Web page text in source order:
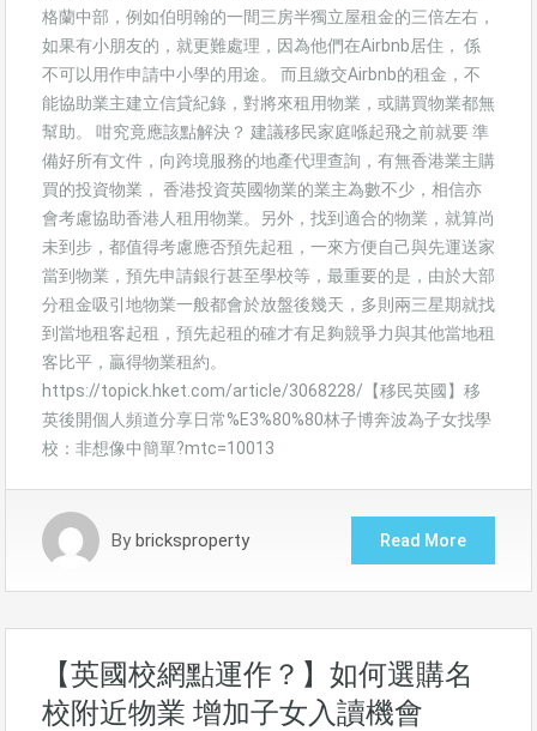
格蘭中部，例如伯明翰的一間三房半獨立屋租金的三倍左右，
如果有小朋友的，就更難處理，因為他們在Airbnb居住， 係
不可以用作申請中小學的用途。 而且繳交Airbnb的租金，不
能協助業主建立信貸紀錄，對將來租用物業，或購買物業都無
幫助。 咁究竟應該點解決？ 建議移民家庭喺起飛之前就要 準
備好所有文件，向跨境服務的地產代理查詢，有無香港業主購
買的投資物業， 香港投資英國物業的業主為數不少，相信亦
會考慮協助香港人租用物業。另外，找到適合的物業，就算尚
未到步，都值得考慮應否預先起租，一來方便自己與先運送家
當到物業，預先申請銀行甚至學校等，最重要的是，由於大部
分租金吸引地物業一般都會於放盤後幾天，多則兩三星期就找
到當地租客起租，預先起租的確才有足夠競爭力與其他當地租
客比平，贏得物業租約。
https://topick.hket.com/article/3068228/【移民英國】移
英後開個人頻道分享日常%E3%80%80林子博奔波為子女找學
校：非想像中簡單?mtc=10013
By bricksproperty Read More
【英國校網點運作？】如何選購名
校附近物業 增加子女入讀機會